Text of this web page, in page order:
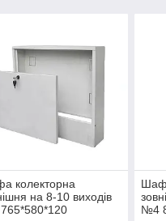
колекторна
на 8-10 виходів
№4